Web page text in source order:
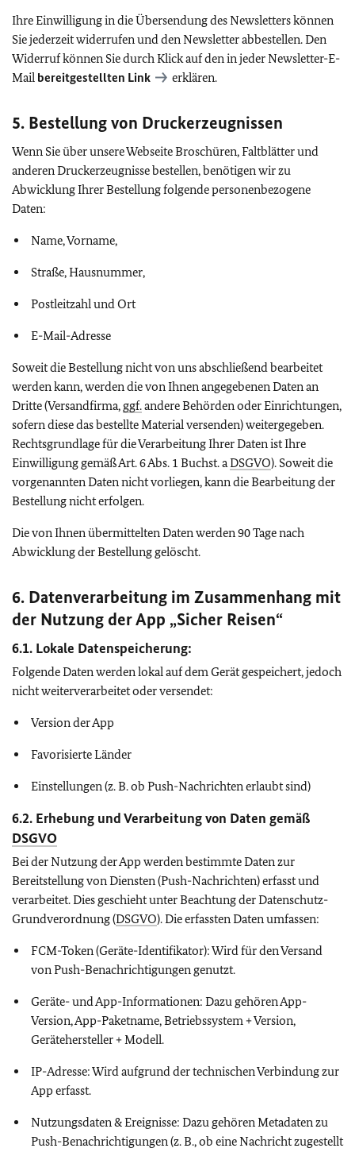
Ihre Einwilligung in die Übersendung des Newsletters können
Sie jederzeit widerrufen und den Newsletter abbestellen. Den
Widerruf können Sie durch Klick auf den in jeder Newsletter-E-
Mail bereitgestellten Link erklären.
5. Bestellung von Druckerzeugnissen
Wenn Sie über unsere Webseite Broschüren, Faltblätter und
anderen Druckerzeugnisse bestellen, benötigen wir zu
Abwicklung Ihrer Bestellung folgende personenbezogene
Daten:
Name, Vorname,
Straße, Hausnummer,
Postleitzahl und Ort
E-Mail-Adresse
Soweit die Bestellung nicht von uns abschließend bearbeitet
werden kann, werden die von Ihnen angegebenen Daten an
Dritte (Versandfirma, ggf.andere Behörden oder Einrichtungen,
sofern diese das bestellte Material versenden) weitergegeben.
Rechtsgrundlage für die Verarbeitung Ihrer Daten ist Ihre
Einwilligung gemäß Art. 6 Abs. 1 Buchst. aDSGVO). Soweit die
vorgenannten Daten nicht vorliegen, kann die Bearbeitung der
Bestellung nicht erfolgen.
Die von Ihnen übermittelten Daten werden 90 Tage nach
Abwicklung der Bestellung gelöscht.
6. Datenverarbeitung im Zusammenhang mit
der Nutzung der App „Sicher Reisen“
6.1. Lokale Datenspeicherung:
Folgende Daten werden lokal auf dem Gerät gespeichert, jedoch
nicht weiterverarbeitet oder versendet:
Version der App
Favorisierte Länder
Einstellungen (z. B. ob Push-Nachrichten erlaubt sind)
6.2. Erhebung und Verarbeitung von Daten gemäß
DSGVO
Bei der Nutzung der App werden bestimmte Daten zur
Bereitstellung von Diensten (Push-Nachrichten) erfasst und
verarbeitet. Dies geschieht unter Beachtung der Datenschutz-
Grundverordnung (DSGVO). Die erfassten Daten umfassen:
FCM-Token (Geräte-Identifikator): Wird für den Versand
von Push-Benachrichtigungen genutzt.
Geräte- und App-Informationen: Dazu gehören App-
Version, App-Paketname, Betriebssystem + Version,
Gerätehersteller + Modell.
IP-Adresse: Wird aufgrund der technischen Verbindung zur
App erfasst.
Nutzungsdaten & Ereignisse: Dazu gehören Metadaten zu
Push-Benachrichtigungen (z. B., ob eine Nachricht zugestellt